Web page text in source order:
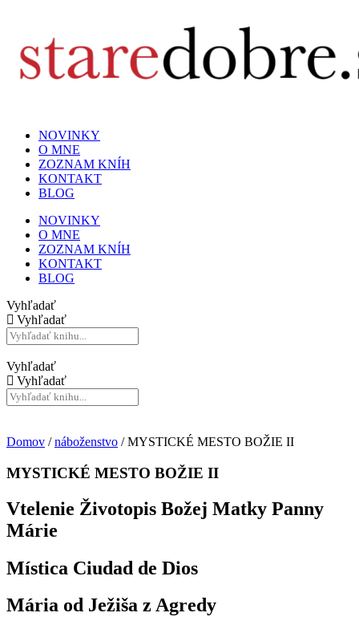
NOVINKY
O MNE
ZOZNAM KNÍH
KONTAKT
BLOG
NOVINKY
O MNE
ZOZNAM KNÍH
KONTAKT
BLOG
Vyhľadať
Vyhľadať
Vyhľadať
Vyhľadať
Domov /náboženstvo / MYSTICKÉ MESTO BOŽIE II
MYSTICKÉ MESTO BOŽIE II
Vtelenie Životopis Božej Matky Panny
Márie
Mística Ciudad de Dios
Mária od Ježiša z Agredy